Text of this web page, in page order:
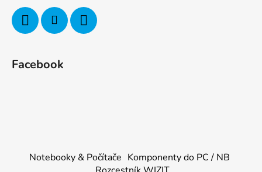
Facebook
Notebooky & Počítače Komponenty do PC / NB